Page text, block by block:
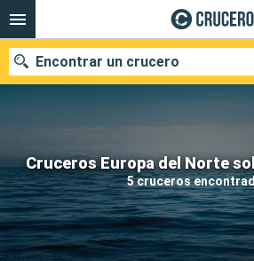
Cruceros Europa del Norte
5 cruceros
Encontrar un crucero
Nuestros destinos
Fecha de salida
Puertos